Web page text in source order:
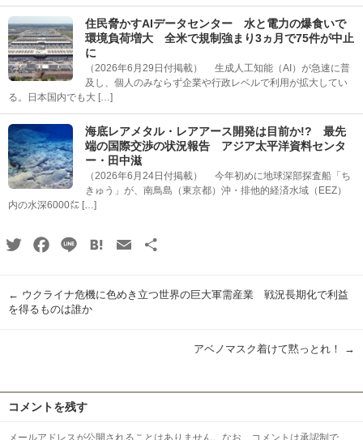
住民脅かすAIデータセンター 水と電力の爆食いで
環境負荷増大 全米で規制強まり3ヵ月で75件が中止
に
（2026年6月29日付掲載） 生成人工知能（AI）が急速に普
及し、個人のみならず企業や行政レベルで利用が拡大してい
る。日本国内でも大 […]
海底レアメタル・レアアース開発は目前か!? 最先
端の国際交渉の状況報告 アジア太平洋資料センタ
ー・田中滋
（2026年6月24日付掲載） 今年初めに地球深部探査船「ち
きゅう」が、南鳥島（東京都）沖・排他的経済水域（EEZ）
内の水深6000㍍ […]
TwitterFacebook
Line HatenaEmail
← ウクライナ危機に色めき立つ世界の巨大軍需産業 戦況長期化で利益
を得るものは誰か
アベノマスク着けて黙っとれ！ →
コメントを残す
メールアドレスが公開されることはありません。なお、コメントは承認制で